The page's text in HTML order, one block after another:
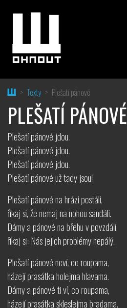
HomeTexty Plešatí pánové
PLEŠATÍ PÁNOVÉ
Plešatí pánové jdou.
Plešatí pánové jdou.
Plešatí pánové jdou.
Plešatí pánové už tady jsou!
Plešatí pánové na hrázi postáli,
říkaj si, že nemaj na nohou sandáli.
Dámy a pánové na břehu v povzdálí,
říkaj si: Nás jejich problémy nepálý.
Plešatí pánové neví, co roupama,
házejí prasátka holejma hlavama.
Dámy a pánové ti ví, co roupama,
házejí prasátka skleslejma bradama.